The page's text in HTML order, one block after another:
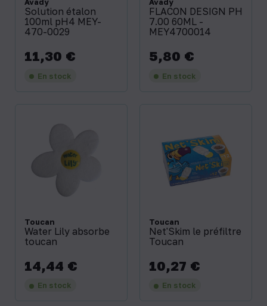
Avady
Solution étalon
100ml pH4 MEY-
470-0029
Prix
11,30 €
En stock
Avady
FLACON DESIGN PH
7.00 60ML -
MEY4700014
Prix
5,80 €
En stock
Toucan
Water Lily absorbe
toucan
Prix
14,44 €
En stock
Toucan
Net'Skim le préfiltre
Toucan
Prix
10,27 €
En stock